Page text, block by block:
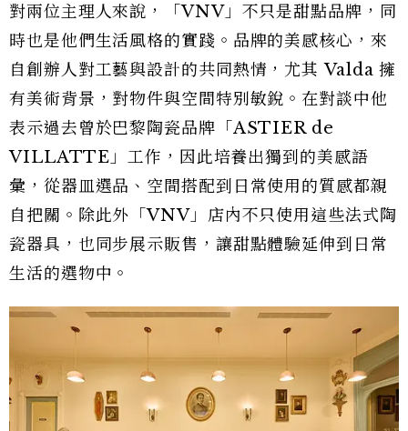
對兩位主理人來說，「VNV」不只是甜點品牌，同
時也是他們生活風格的實踐。品牌的美感核心，來
自創辦人對工藝與設計的共同熱情，尤其 Valda 擁
有美術背景，對物件與空間特別敏銳。在對談中他
表示過去曾於巴黎陶瓷品牌「ASTIER de
VILLATTE」工作，因此培養出獨到的美感語
彙，從器皿選品、空間搭配到日常使用的質感都親
自把關。除此外「VNV」店內不只使用這些法式陶
瓷器具，也同步展示販售，讓甜點體驗延伸到日常
生活的選物中。